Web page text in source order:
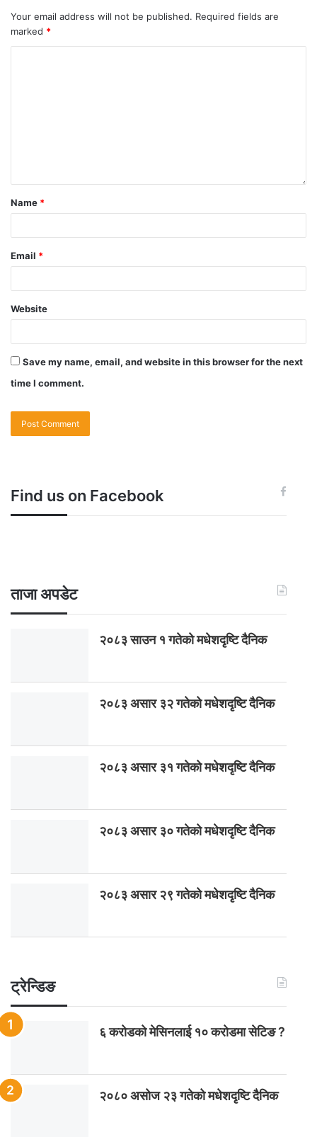
Your email address will not be published. Required fields are
marked *
Name *
Email *
Website
Save my name, email, and website in this browser for the next
time I comment.
Find us on Facebook
ताजा अपडेट
२०८३ साउन १ गतेकाे मधेशदृष्टि दैनिक
२०८३ असार ३२ गतेको मधेशदृष्टि दैनिक
२०८३ असार ३१ गतेको मधेशदृष्टि दैनिक
२०८३ असार ३० गतेको मधेशदृष्टि दैनिक
२०८३ असार २९ गतेको मधेशदृष्टि दैनिक
ट्रेन्डिङ
६ करोडको मेसिनलाई १० करोडमा सेटिङ ?
२०८० असोज २३ गतेको मधेशदृष्टि दैनिक